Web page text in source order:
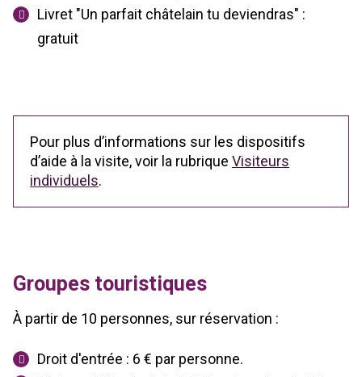
Livret "Un parfait châtelain tu deviendras" :
gratuit
Pour plus d’informations sur les dispositifs
d’aide à la visite, voir la rubrique Visiteurs
individuels.
Groupes touristiques
À partir de 10 personnes, sur réservation :
Droit d'entrée : 6 € par personne.